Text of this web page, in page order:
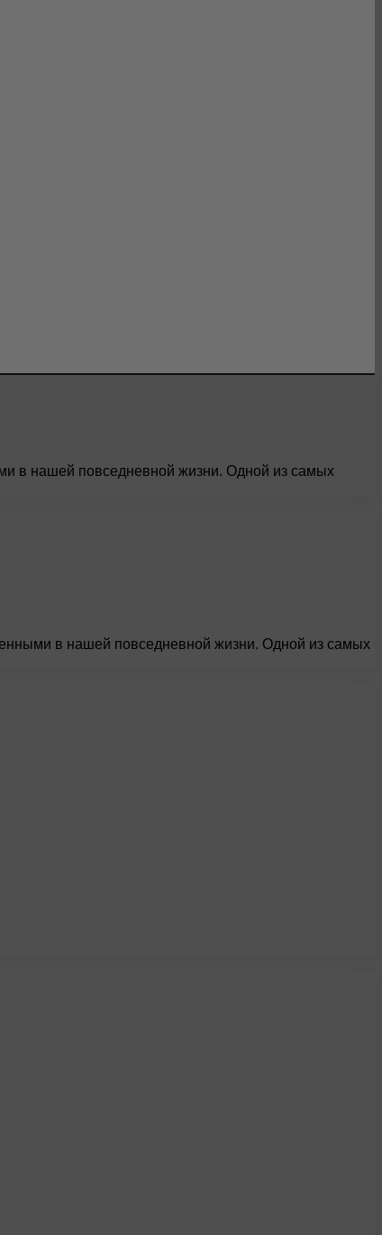
в нашей повседневной жизни. Одной из самых
в нашей повседневной жизни. Одной из самых